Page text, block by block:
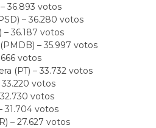
36.893 votos
– 36.280 votos
– 36.187 votos
– 35.997 votos
votos
(PT) – 33.732 votos
votos
votos
31.704 votos
– 27.627 votos